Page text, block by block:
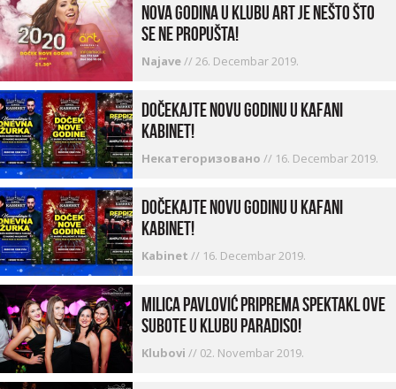
Nova godina u Klubu Art je nešto što
se ne propušta!
Najave//26. Decembar 2019.
Dočekajte Novu godinu u kafani
Kabinet!
Некатегоризовано // 16. Decembar 2019.
Dočekajte Novu godinu u kafani
Kabinet!
Kabinet // 16. Decembar 2019.
Milica Pavlović priprema spektakl ove
subote u klubu Paradiso!
Klubovi // 02. Novembar 2019.